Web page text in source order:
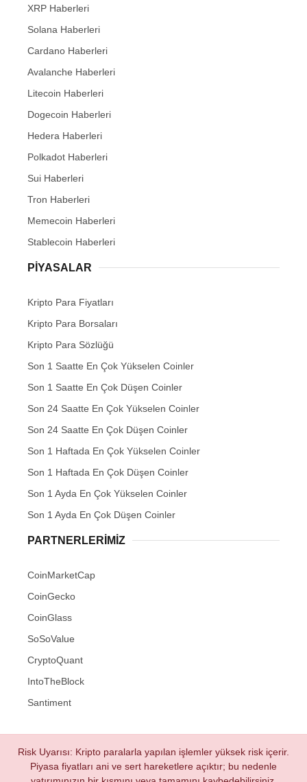
XRP Haberleri
Solana Haberleri
Cardano Haberleri
Avalanche Haberleri
Litecoin Haberleri
Dogecoin Haberleri
Hedera Haberleri
Polkadot Haberleri
Sui Haberleri
Tron Haberleri
Memecoin Haberleri
Stablecoin Haberleri
PIYASALAR
Kripto Para Fiyatları
Kripto Para Borsaları
Kripto Para Sözlüğü
Son 1 Saatte En Çok Yükselen Coinler
Son 1 Saatte En Çok Düşen Coinler
Son 24 Saatte En Çok Yükselen Coinler
Son 24 Saatte En Çok Düşen Coinler
Son 1 Haftada En Çok Yükselen Coinler
Son 1 Haftada En Çok Düşen Coinler
Son 1 Ayda En Çok Yükselen Coinler
Son 1 Ayda En Çok Düşen Coinler
PARTNERLERIMIZ
CoinMarketCap
CoinGecko
CoinGlass
SoSoValue
CryptoQuant
IntoTheBlock
Santiment
Risk Uyarısı: Kripto paralarla yapılan işlemler yüksek risk içerir.
Piyasa fiyatları ani ve sert hareketlere açıktır; bu nedenle